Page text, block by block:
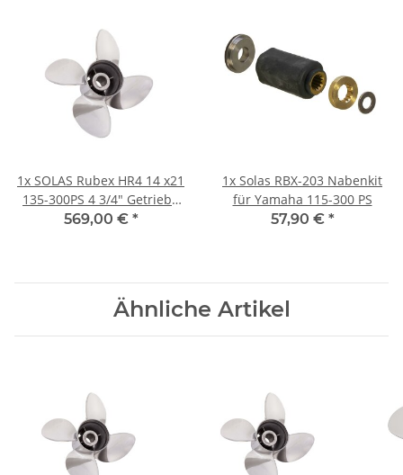
1x SOLAS Rubex HR4 14 x21
135-300PS 4 3/4" Getriebe
Edelstahl 4 Blatt
569,00 € *
1x Solas RBX-203 Nabenkit
für Yamaha 115-300 PS
57,90 € *
Ähnliche Artikel